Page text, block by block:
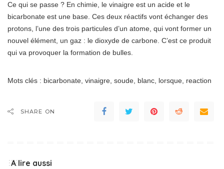
Ce qui se passe ? En chimie, le vinaigre est un acide et le
bicarbonate est une base. Ces deux réactifs vont échanger des
protons, l’une des trois particules d’un atome, qui vont former un
nouvel élément, un gaz : le dioxyde de carbone. C’est ce produit
qui va provoquer la formation de bulles.
Mots clés : bicarbonate, vinaigre, soude, blanc, lorsque, reaction
SHARE ON
A lire aussi